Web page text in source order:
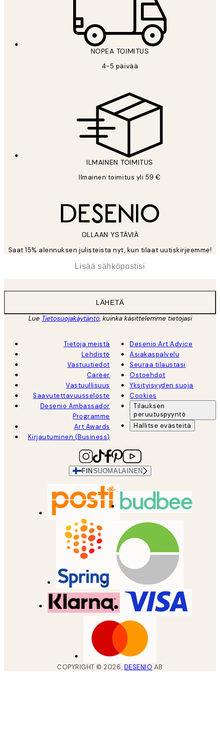
NOPEA TOIMITUS
4-5 päivää
ILMAINEN TOIMITUS
Ilmainen toimitus yli 59 €
OLLAAN YSTÄVIÄ
Saat 15% alennuksen julisteista nyt, kun tilaat uutiskirjeemme!
LÄHETÄ
Lue Tietosuojakäytäntö, kuinka käsittelemme tietojasi
Tietoja meistä
Lehdistö
Vastuutiedot
Career
Vastuullisuus
Saavutettavuusseloste
Desenio Ambassador
Programme
Art Awards
Kirjautuminen (Business)
Desenio Art Advice
Asiakaspalvelu
Seuraa tilaustasi
Ostoehdot
Yksityisyyden suoja
Cookies
Tilauksen
peruutuspyyntö
Hallitse evästeitä
FIN SUOMALAINEN
COPYRIGHT ©2026, DESENIO AB